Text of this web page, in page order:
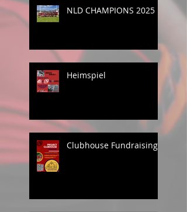
NLD CHAMPIONS 2025
Heimspiel
Clubhouse Fundraising